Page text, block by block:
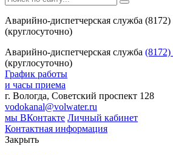
Аварийно-диспетчерская служба
(круглосуточно)
Аварийно-диспетчерская служба (8172)
(круглосуточно)
График работы
и часы приема
г. Вологда, Советский проспект 128
vodokanal@volwater.ru
мы ВКонтакте Личный кабинет
Контактная информация
Закрыть